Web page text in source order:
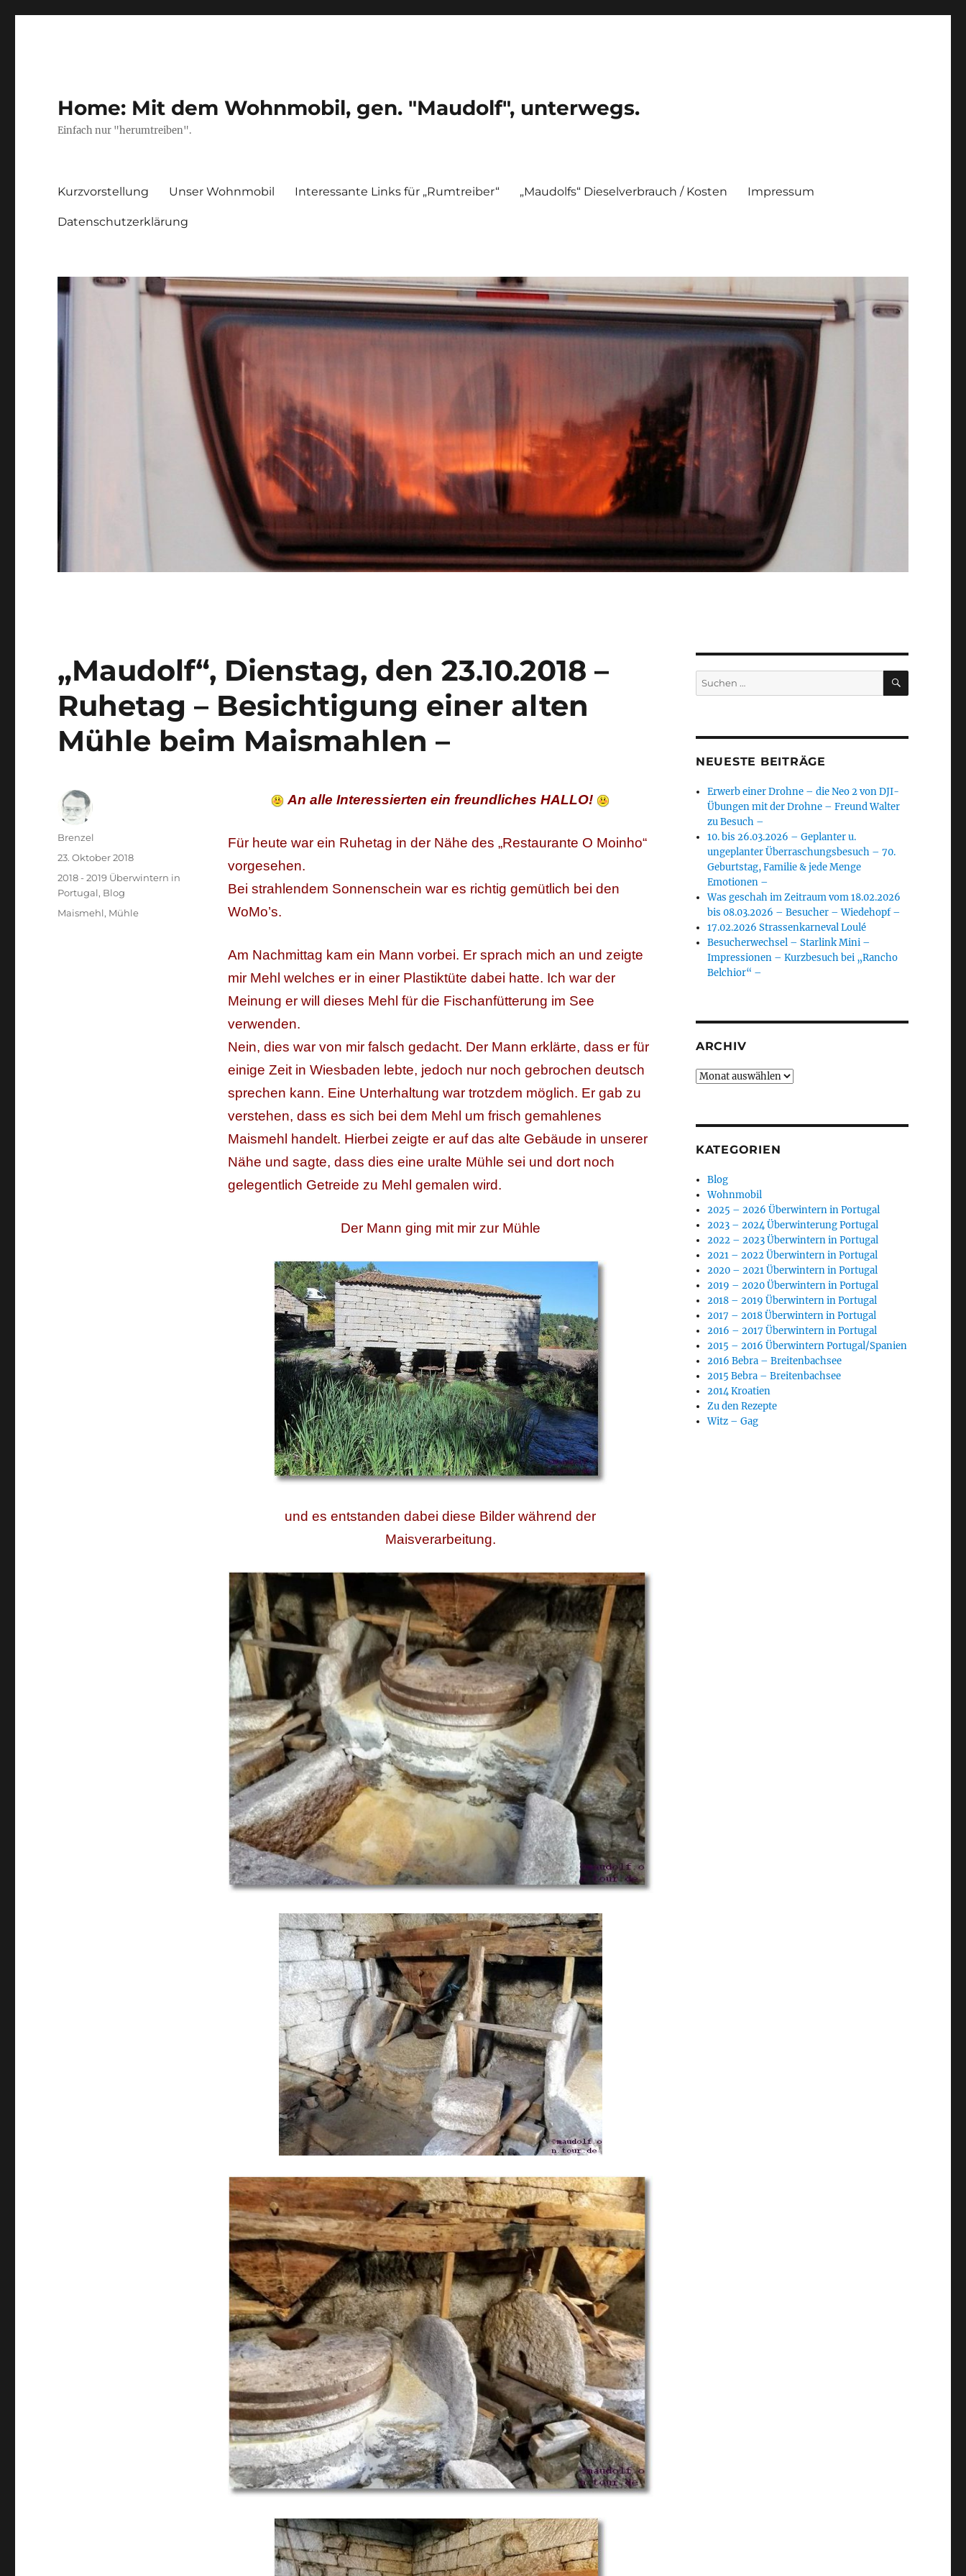
Home: Mit dem Wohnmobil, gen. "Maudolf", unterwegs.
Einfach nur "herumtreiben".
Kurzvorstellung Unser Wohnmobil Interessante Links für „Rumtreiber“ „Maudolfs“ Dieselverbrauch / Kosten Impressum
Datenschutzerklärung
„Maudolf“, Dienstag, den 23.10.2018 –
Ruhetag – Besichtigung einer alten
Mühle beim Maismahlen –
An alle Interessierten ein freundliches HALLO!
Für heute war ein Ruhetag in der Nähe des „Restaurante O Moinho“
vorgesehen.
Bei strahlendem Sonnenschein war es richtig gemütlich bei den
WoMo’s.
Am Nachmittag kam ein Mann vorbei. Er sprach mich an und zeigte
mir Mehl welches er in einer Plastiktüte dabei hatte. Ich war der
Meinung er will dieses Mehl für die Fischanfütterung im See
verwenden.
Nein, dies war von mir falsch gedacht. Der Mann erklärte, dass er für
einige Zeit in Wiesbaden lebte, jedoch nur noch gebrochen deutsch
sprechen kann. Eine Unterhaltung war trotzdem möglich. Er gab zu
verstehen, dass es sich bei dem Mehl um frisch gemahlenes
Maismehl handelt. Hierbei zeigte er auf das alte Gebäude in unserer
Nähe und sagte, dass dies eine uralte Mühle sei und dort noch
gelegentlich Getreide zu Mehl gemalen wird.
Der Mann ging mit mir zur Mühle
und es entstanden dabei diese Bilder während der
Maisverarbeitung.
Autor
Brenzel
Veröffentlicht
am
23. Oktober 2018
Kategorien
2018 - 2019 Überwintern in
Portugal, Blog
Schlagwörter
Maismehl, Mühle
Suchen
nach:
SUCHEN
NEUESTE BEITRÄGE
Erwerb einer Drohne – die Neo 2 von DJI-
Übungen mit der Drohne – Freund Walter
zu Besuch –
10. bis 26.03.2026 – Geplanter u.
ungeplanter Überraschungsbesuch – 70.
Geburtstag, Familie & jede Menge
Emotionen –
Was geschah im Zeitraum vom 18.02.2026
bis 08.03.2026 – Besucher – Wiedehopf –
17.02.2026 Strassenkarneval Loulé
Besucherwechsel – Starlink Mini –
Impressionen – Kurzbesuch bei „Rancho
Belchior“ –
ARCHIV
Archiv
KATEGORIEN
Blog
Wohnmobil
2025 – 2026 Überwintern in Portugal
2023 – 2024 Überwinterung Portugal
2022 – 2023 Überwintern in Portugal
2021 – 2022 Überwintern in Portugal
2020 – 2021 Überwintern in Portugal
2019 – 2020 Überwintern in Portugal
2018 – 2019 Überwintern in Portugal
2017 – 2018 Überwintern in Portugal
2016 – 2017 Überwintern in Portugal
2015 – 2016 Überwintern Portugal/Spanien
2016 Bebra – Breitenbachsee
2015 Bebra – Breitenbachsee
2014 Kroatien
Zu den Rezepte
Witz – Gag